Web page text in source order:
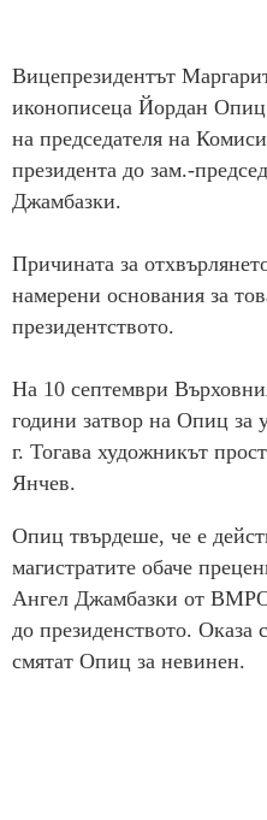
Вицепрезидентът
иконописеца Йордан
на председателя на
президента до зам.-
Джамбазки.
Причината за
намерени основания за
президентството.
На 10 септември
години затвор на Опиц за
г. Тогава художникът
Янчев.
Опиц твърдеше, че е
магистратите обаче
Ангел Джамбазки от
до президенството. Оказа
смятат Опиц за невинен.